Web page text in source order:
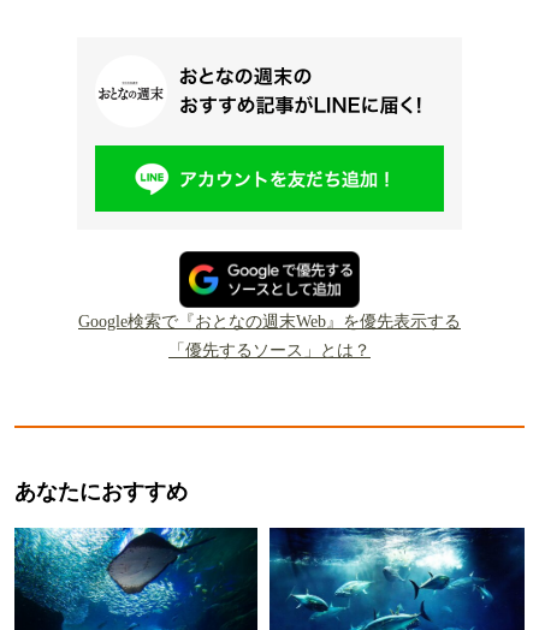
Google検索で『おとなの週末Web』を優先表示する
「優先するソース」とは？
あなたにおすすめ